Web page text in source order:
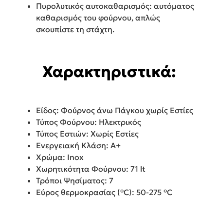
Πυρολυτικός αυτοκαθαρισμός: αυτόματος
καθαρισμός του φούρνου, απλώς
σκουπίστε τη στάχτη.
Χαρακτηριστικά:
Είδος: Φούρνος άνω Πάγκου χωρίς Εστίες
Τύπος Φούρνου: Ηλεκτρικός
Τύπος Εστιών: Χωρίς Εστίες
Ενεργειακή Κλάση: A+
Χρώμα: Inox
Χωρητικότητα Φούρνου: 71 lt
Τρόποι Ψησίματος: 7
Εύρος θερμοκρασίας (°C): 50-275 °C